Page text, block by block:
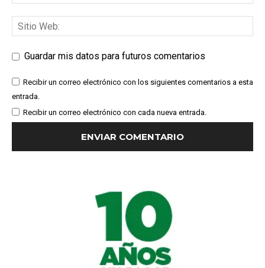
Guardar mis datos para futuros comentarios
Recibir un correo electrónico con los siguientes comentarios a esta
entrada.
Recibir un correo electrónico con cada nueva entrada.